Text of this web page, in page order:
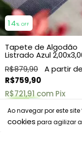
Ao navegar por este site
cookies para agilizar
14% OFF
Tapete de Algodão
Listrado Azul
R$879,90
R$759,90
R$721,91com Pix
6x deR$126,65sem